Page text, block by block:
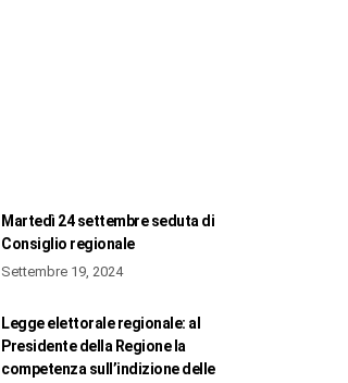
Martedì 24 settembre seduta di
Consiglio regionale
Settembre 19, 2024
Legge elettorale regionale: al
Presidente della Regione la
competenza sull’indizione delle